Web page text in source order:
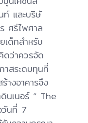
ท์ และบริษั
ศรีไพศาล
เด็กสำหรับ
ดว่าควรจัด
าสระดมทุนที่
างอาคารจึง
นเนอร์ “ The
วันที่ 7